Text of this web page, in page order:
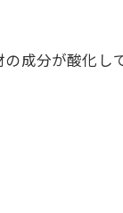
成分が酸化し